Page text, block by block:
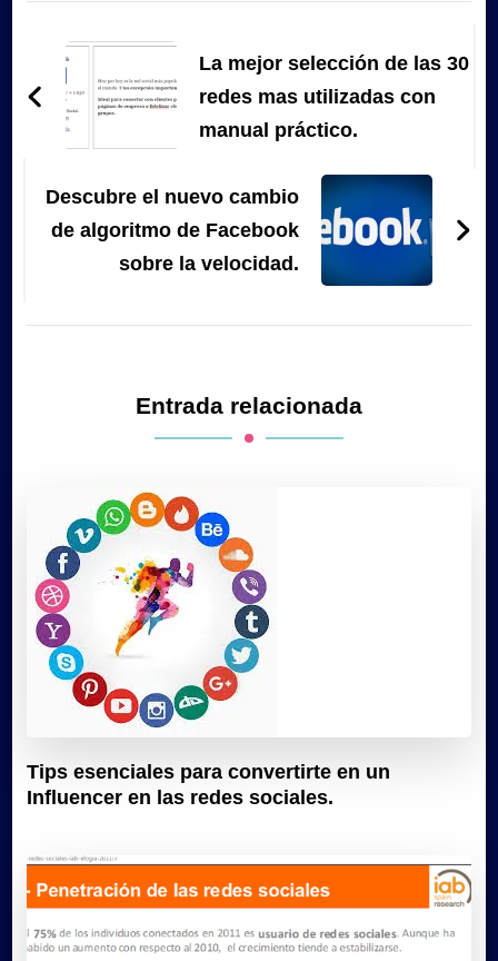
de
entradas
La mejor selección de las 30
redes mas utilizadas con
manual práctico.
Descubre el nuevo cambio
de algoritmo de Facebook
sobre la velocidad.
Entrada relacionada
Tips esenciales para convertirte en un
Influencer en las redes sociales.